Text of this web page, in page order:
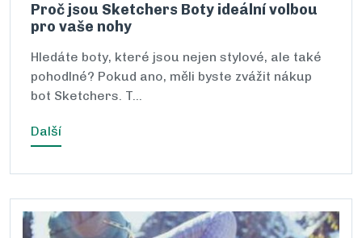
Proč jsou Sketchers Boty ideální volbou
pro vaše nohy
Hledáte boty, které jsou nejen stylové, ale také
pohodlné? Pokud ano, měli byste zvážit nákup
bot Sketchers. T…
Další